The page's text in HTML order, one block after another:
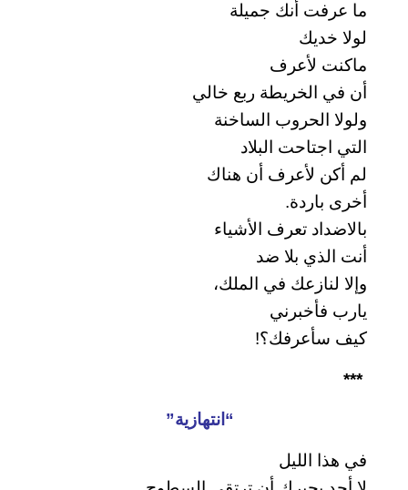
ما عرفت أنك جميلة
لولا خديك
ماكنت لأعرف
أن في الخريطة ربع خالي
ولولا الحروب الساخنة
التي اجتاحت البلاد
لم أكن لأعرف أن هناك
أخرى باردة.
بالاضداد تعرف الأشياء
أنت الذي بلا ضد
وإلا لنازعك في الملك،
يارب فأخبرني
كيف سأعرفك؟!
***
“انتهازية”
في هذا الليل